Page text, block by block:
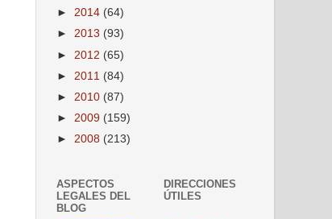
► 2014 (64)
► 2013 (93)
► 2012 (65)
► 2011 (84)
► 2010 (87)
► 2009 (159)
► 2008 (213)
ASPECTOS
LEGALES DEL
BLOG
DIRECCIONES
ÚTILES